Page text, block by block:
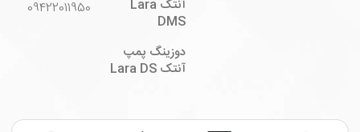
آنتک Lara
DMS
دوزینگ پمپ
آنتک Lara DS
09422011950